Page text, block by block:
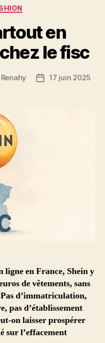
certaines
collectivités »
en
le fisc
Date17 juin 2025
ligne en France, Shein y
de vêtements, sans
d’immatriculation,
pas d’établissement
on laisser prospérer
sur l’effacement